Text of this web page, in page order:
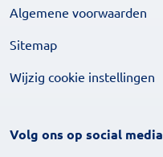
Algemene voorwaarden
Sitemap
Wijzig cookie instellingen
Volg ons op social media